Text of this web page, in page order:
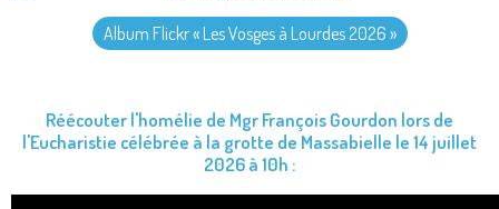
Album Flickr « Les Vosges à Lourdes 2026 »
Réécouter l'homélie de Mgr François Gourdon lors de
l'Eucharistie célébrée à la grotte de Massabielle le 14 juillet
2026 à 10h :